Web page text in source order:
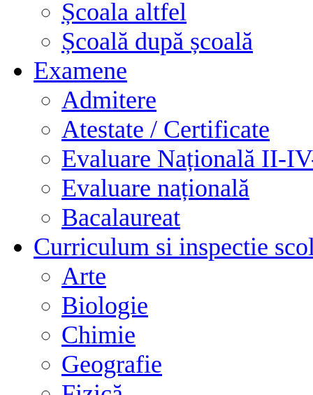
Școala altfel
Școală după școală
Examene
Admitere
Atestate / Certificate
Evaluare Națională II-
Evaluare națională
Bacalaureat
Curriculum si inspectie
Arte
Biologie
Chimie
Geografie